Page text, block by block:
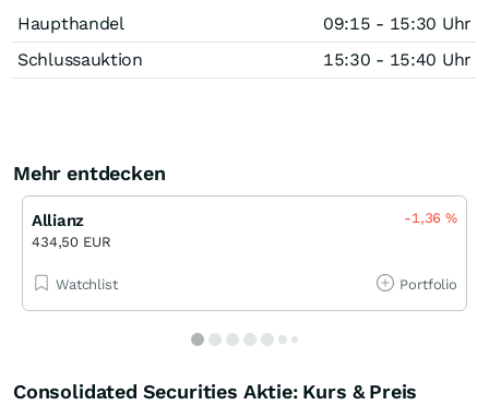
Haupthandel
09:15 - 15:30 Uhr
Schlussauktion
15:30 - 15:40 Uhr
Mehr entdecken
Allianz
434,50 EUR
-1,36%
Watchlist Portfolio
Consolidated Securities Aktie: Kurs & Preis